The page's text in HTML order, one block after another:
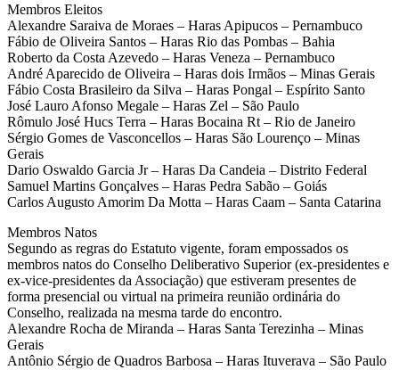
Membros Eleitos
Alexandre Saraiva de Moraes – Haras Apipucos – Pernambuco
Fábio de Oliveira Santos – Haras Rio das Pombas – Bahia
Roberto da Costa Azevedo – Haras Veneza – Pernambuco
André Aparecido de Oliveira – Haras dois Irmãos – Minas Gerais
Fábio Costa Brasileiro da Silva – Haras Pongal – Espírito Santo
José Lauro Afonso Megale – Haras Zel – São Paulo
Rômulo José Hucs Terra – Haras Bocaina Rt – Rio de Janeiro
Sérgio Gomes de Vasconcellos – Haras São Lourenço – Minas
Gerais
Dario Oswaldo Garcia Jr – Haras Da Candeia – Distrito Federal
Samuel Martins Gonçalves – Haras Pedra Sabão – Goiás
Carlos Augusto Amorim Da Motta – Haras Caam – Santa Catarina
Membros Natos
Segundo as regras do Estatuto vigente, foram empossados os
membros natos do Conselho Deliberativo Superior (ex-presidentes e
ex-vice-presidentes da Associação) que estiveram presentes de
forma presencial ou virtual na primeira reunião ordinária do
Conselho, realizada na mesma tarde do encontro.
Alexandre Rocha de Miranda – Haras Santa Terezinha – Minas
Gerais
Antônio Sérgio de Quadros Barbosa – Haras Ituverava – São Paulo